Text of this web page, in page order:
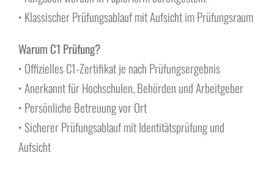
• Klassischer Prüfungsablauf mit Aufsicht im Prüfungsraum
Warum C1 Prüfung?
• Offizielles C1-Zertifikat je nach Prüfungsergebnis
• Anerkannt für Hochschulen, Behörden und Arbeitgeber
• Persönliche Betreuung vor Ort
• Sicherer Prüfungsablauf mit Identitätsprüfung und
Aufsicht